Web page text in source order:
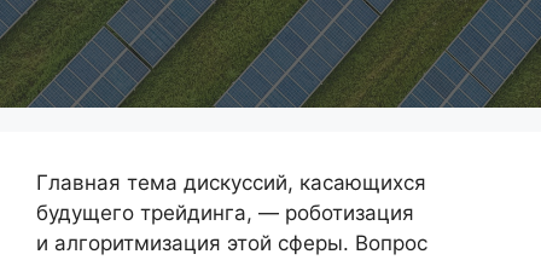
Главная тема дискуссий, касающихся
будущего трейдинга, — роботизация
и алгоритмизация этой сферы. Вопрос